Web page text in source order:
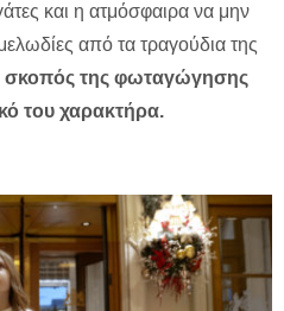
και η ατμόσφαιρα να μην
από τα τραγούδια της
της φωταγώγησης
του χαρακτήρα.